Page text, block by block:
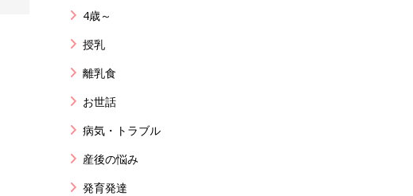
4歳～
授乳
離乳食
お世話
病気・トラブル
産後の悩み
発育発達